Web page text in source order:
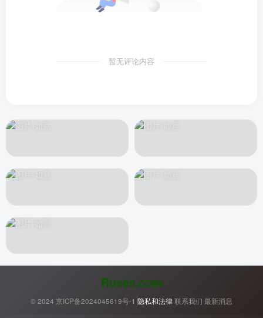
暂无评论内容
Rueee.com
© 2024 京ICP备2024045619号-1 隐私和法律联系我们 最新消息